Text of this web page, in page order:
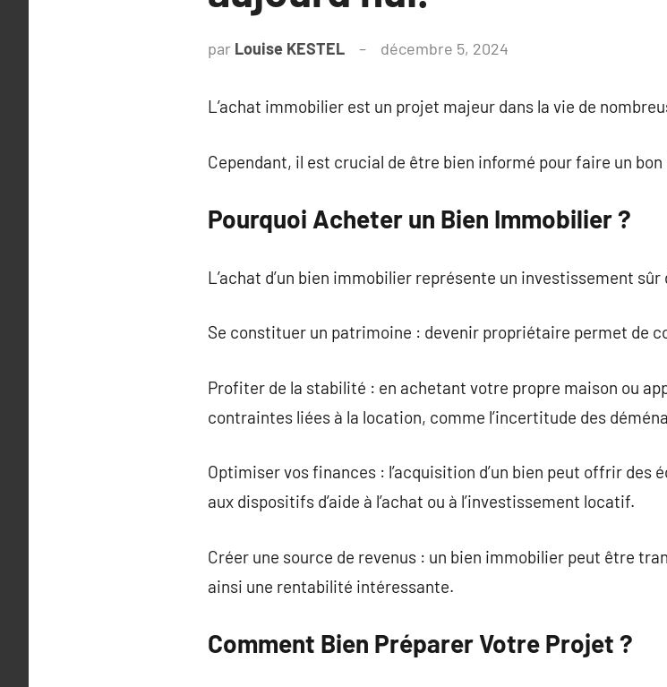
par Louise KESTEL décembre 5, 2024
L’achat immobilier est un projet majeur dans la vie de
Cependant, il est crucial de être bien informé pour faire un
Pourquoi Acheter un Bien Immobilier ?
L’achat d’un bien immobilier représente un investissement
Se constituer un patrimoine : devenir propriétaire permet de
Profiter de la stabilité : en achetant votre propre maison ou
contraintes liées à la location, comme l’incertitude des
Optimiser vos finances : l’acquisition d’un bien peut offrir
aux dispositifs d’aide à l’achat ou à l’investissement locatif.
Créer une source de revenus : un bien immobilier peut être
ainsi une rentabilité intéressante.
Comment Bien Préparer Votre Projet ?